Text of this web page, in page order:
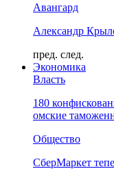
Авангард
Александр
пред. след.
Экономика
Власть
180
омские
Общество
СберМаркет